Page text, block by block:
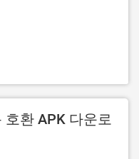
호환 APK 다운로